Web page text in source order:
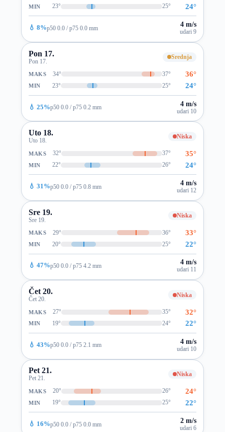
MIN 23° 25° 24°
💧 8%p50 0.0 / p75 0.0 mm 4 m/s
udari 9
Pon 17.
Pon 17.
Srednja
MAKS 34° 37° 36°
MIN 23° 25° 24°
💧 25%p50 0.0 / p75 0.2 mm 4 m/s
udari 10
Uto 18.
Uto 18.
Niska
MAKS 32° 37° 35°
MIN 22° 26° 24°
💧 31%p50 0.0 / p75 0.8 mm 4 m/s
udari 12
Sre 19.
Sre 19.
Niska
MAKS 29° 36° 33°
MIN 20° 25° 22°
💧 47%p50 0.0 / p75 4.2 mm 4 m/s
udari 11
Čet 20.
Čet 20.
Niska
MAKS 27° 35° 32°
MIN 19° 24° 22°
💧 43%p50 0.0 / p75 2.1 mm 4 m/s
udari 10
Pet 21.
Pet 21.
Niska
MAKS 20° 26° 24°
MIN 19° 25° 22°
💧 16%p50 0.0 / p75 0.0 mm 2 m/s
udari 6